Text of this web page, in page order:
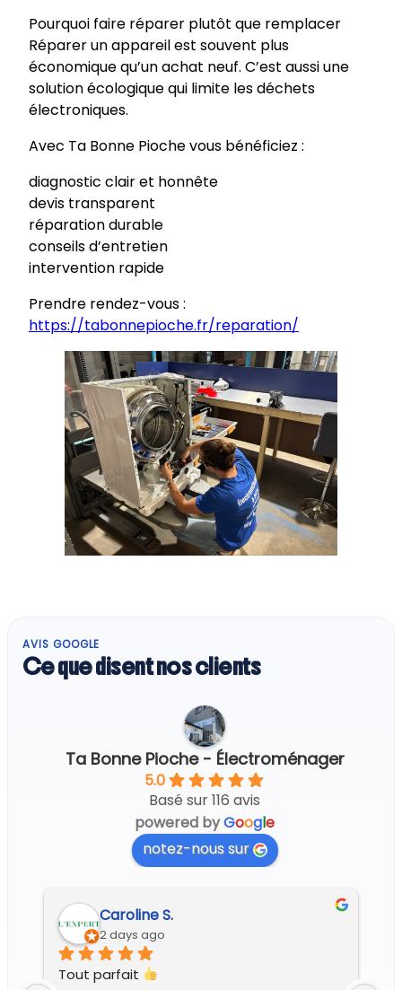
Pourquoi faire réparer plutôt que remplacer
Réparer un appareil est souvent plus
économique qu’un achat neuf. C’est aussi une
solution écologique qui limite les déchets
électroniques.
Avec Ta Bonne Pioche vous bénéficiez :
diagnostic clair et honnête
devis transparent
réparation durable
conseils d’entretien
intervention rapide
Prendre rendez-vous :
https://tabonnepioche.fr/reparation/
AVIS GOOGLE
Ce que disent nos clients
Ta Bonne Pioche - Électroménager
5.0
Basé sur 116 avis
powered byGoogle
notez-nous sur
Caroline S.
2 days ago
Tout parfait